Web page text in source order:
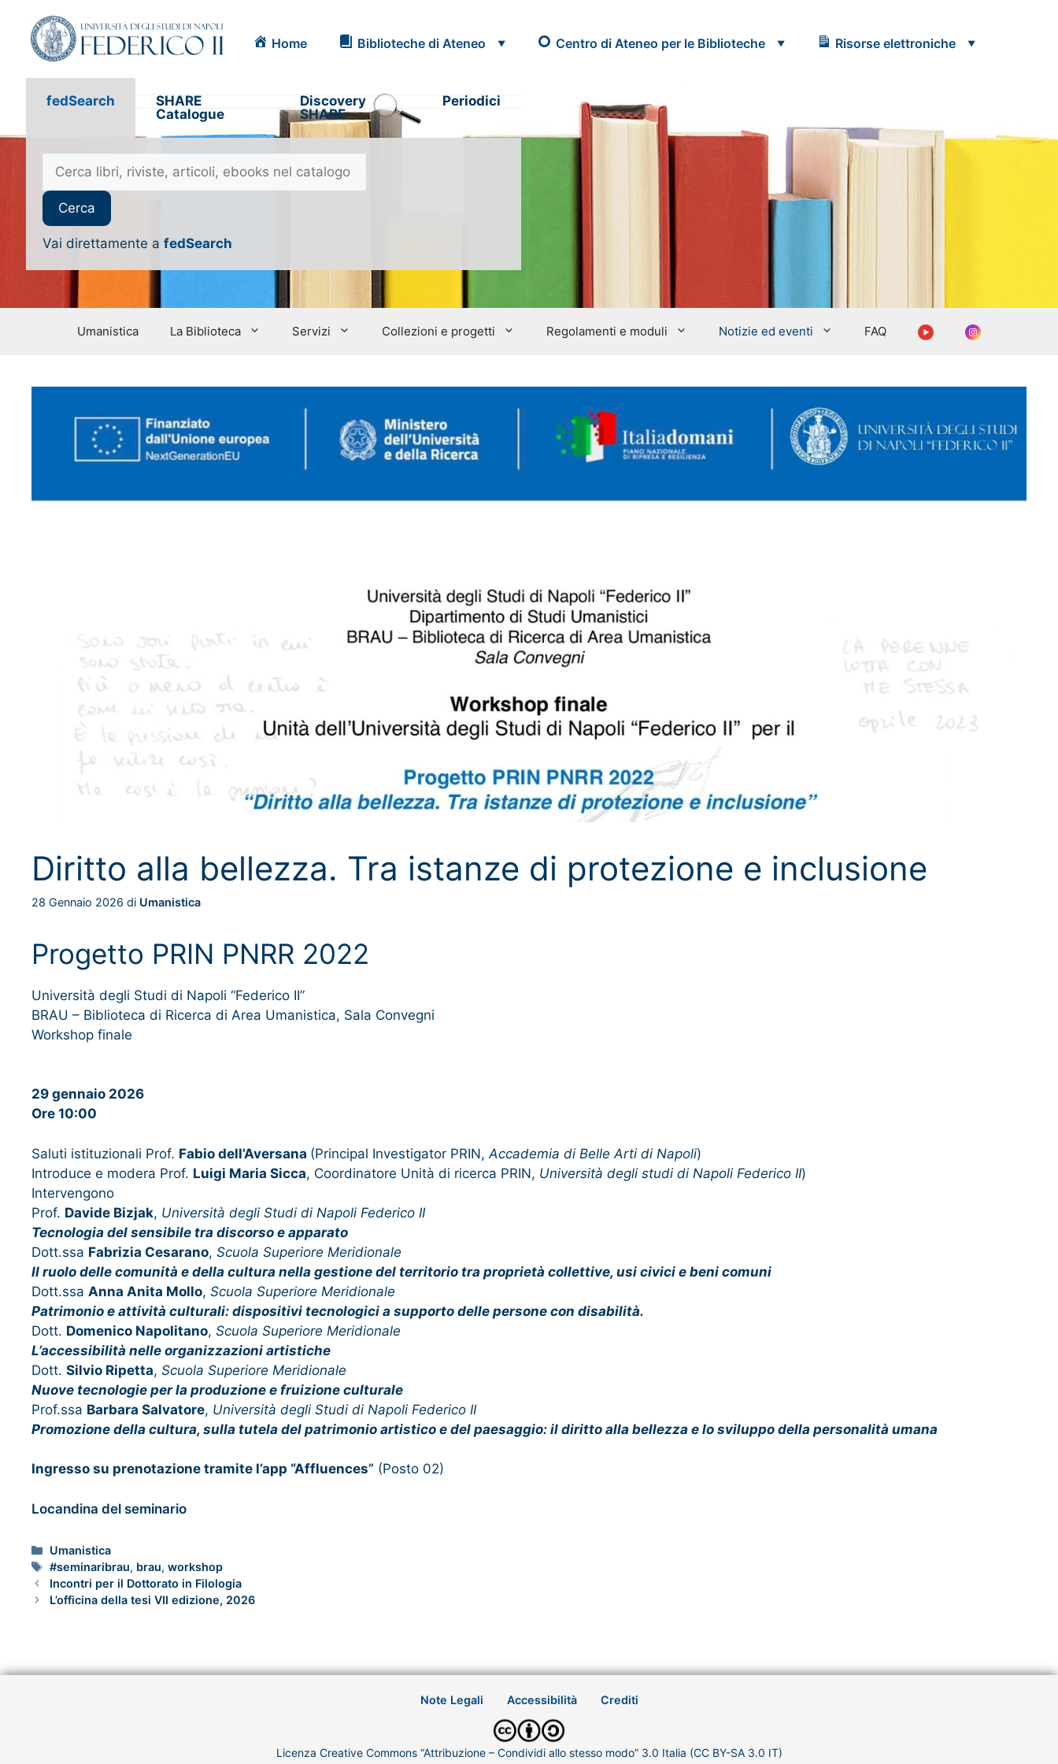
Home Biblioteche di Ateneo Centro di Ateneo per le Biblioteche Risorse elettroniche
fedSearch
SHARE
Catalogue
Discovery
SHARE
Periodici
Vai direttamente a fedSearch
Umanistica La Biblioteca Servizi Collezioni e progetti Regolamenti e moduli Notizie ed eventi FAQ YoutubeInstagram
Diritto alla bellezza. Tra istanze di protezione e inclusione
28 Gennaio 2026 di Umanistica
Progetto PRIN PNRR 2022
Università degli Studi di Napoli “Federico II”
BRAU – Biblioteca di Ricerca di Area Umanistica, Sala Convegni
Workshop finale
29 gennaio 2026
Ore 10:00
Saluti istituzionali Prof. Fabio dell’Aversana (Principal Investigator PRIN, Accademia di Belle Arti di Napoli)
Introduce e modera Prof. Luigi Maria Sicca, Coordinatore Unità di ricerca PRIN, Università degli studi di Napoli Federico II)
Intervengono
Prof. Davide Bizjak, Università degli Studi di Napoli Federico II
Tecnologia del sensibile tra discorso e apparato
Dott.ssa Fabrizia Cesarano, Scuola Superiore Meridionale
Il ruolo delle comunità e della cultura nella gestione del territorio tra proprietà collettive, usi civici e beni comuni
Dott.ssa Anna Anita Mollo, Scuola Superiore Meridionale
Patrimonio e attività culturali: dispositivi tecnologici a supporto delle persone con disabilità.
Dott. Domenico Napolitano, Scuola Superiore Meridionale
L’accessibilità nelle organizzazioni artistiche
Dott. Silvio Ripetta, Scuola Superiore Meridionale
Nuove tecnologie per la produzione e fruizione culturale
Prof.ssa Barbara Salvatore, Università degli Studi di Napoli Federico II
Promozione della cultura, sulla tutela del patrimonio artistico e del paesaggio: il diritto alla bellezza e lo sviluppo della personalità umana
Ingresso su prenotazione tramite l’app “Affluences” (Posto 02)
Locandina del seminario
Umanistica
#seminaribrau, brau,workshop
Incontri per il Dottorato in Filologia
L’officina della tesi VII edizione, 2026
Note Legali Accessibilità Crediti
Licenza Creative Commons “Attribuzione – Condividi allo stesso modo” 3.0 Italia (CC BY-SA 3.0 IT)